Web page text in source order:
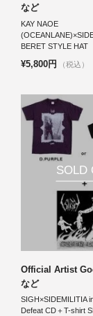
など
KAY NAOE
BERET STYLE HAT
¥5,800円 （税込）
SOLD
Official Artist
など
Defeat CD＋T-shirt